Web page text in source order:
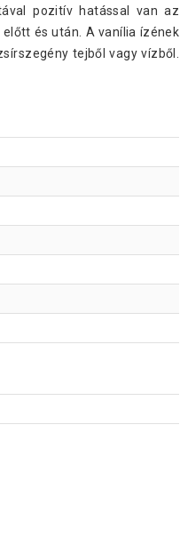
pozitív hatással van az
és után. A vanília ízének
tejből vagy vízből.